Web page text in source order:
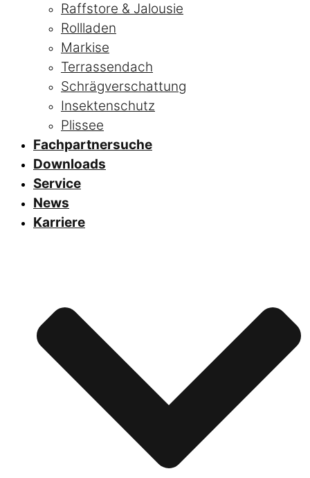
Raffstore & Jalousie
Rollladen
Markise
Terrassendach
Schrägverschattung
Insektenschutz
Plissee
Fachpartnersuche
Downloads
Service
News
Karriere